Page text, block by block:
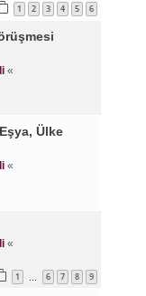
1 2 3 4 5 6
«
Ülke
«
«
1 … 6 7 8 9